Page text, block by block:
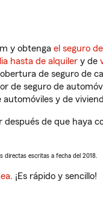
y obtenga el seguro
hasta de alquiler y de
de seguro de
de seguro de
y de
de que haya
directas escritas a fecha del 2018.
. ¡Es rápido y sencillo!